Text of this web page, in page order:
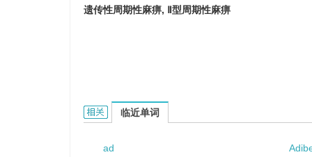
遗传性周期性麻痹, Ⅱ型周期性麻痹
adynamia episodica hereditaria的相关资料：
临近单词
ad